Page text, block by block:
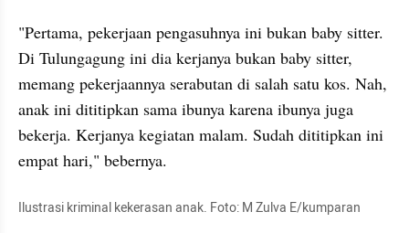
"Pertama, pekerjaan pengasuhnya ini bukan baby sitter.
Di Tulungagung ini dia kerjanya bukan baby sitter,
memang pekerjaannya serabutan di salah satu kos. Nah,
anak ini dititipkan sama ibunya karena ibunya juga
bekerja. Kerjanya kegiatan malam. Sudah dititipkan ini
empat hari," bebernya.
Ilustrasi kriminal kekerasan anak. Foto: M Zulva E/kumparan